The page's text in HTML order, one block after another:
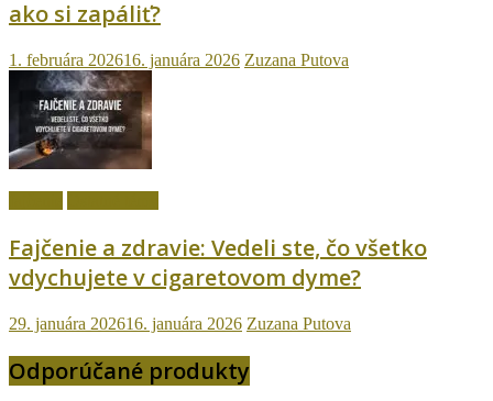
ako si zapáliť?
1. februára 202616. januára 2026 Zuzana Putova
Fajčenie a zdravie: Vedeli ste, čo všetko
vdychujete v cigaretovom dyme?
29. januára 202616. januára 2026 Zuzana Putova
Odporúčané produkty